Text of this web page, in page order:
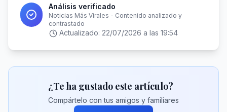
Análisis verificado
Noticias Más Virales - Contenido analizado y
contrastado
Actualizado: 22/07/2026 a las 19:54
¿Te ha gustado este artículo?
Compártelo con tus amigos y familiares